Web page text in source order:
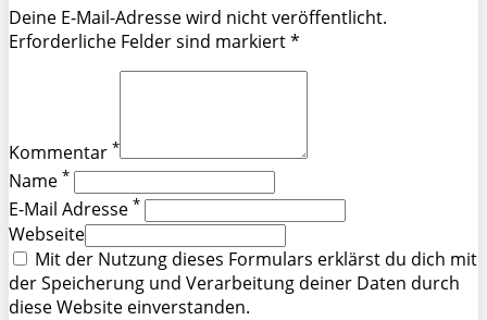
Deine E-Mail-Adresse wird nicht veröffentlicht.
Erforderliche Felder sind markiert *
Kommentar *
Name *
E-Mail Adresse *
Webseite
Mit der Nutzung dieses Formulars erklärst du dich mit
der Speicherung und Verarbeitung deiner Daten durch
diese Website einverstanden.